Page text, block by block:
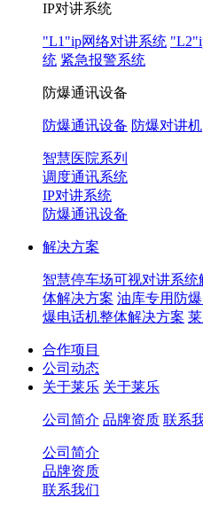
IP对讲系统
"L1"ip网络对讲系统
统 紧急报警系统
防爆通讯设备
防爆通讯设备 防爆对讲机
智慧医院系列
调度通讯系统
IP对讲系统
防爆通讯设备
解决方案
智慧停车场可视对讲系统
体解决方案 油库专用防
爆电话机整体解决方案
合作项目
公司动态
关于莱乐 关于莱乐
公司简介 品牌资质 联系
公司简介
品牌资质
联系我们